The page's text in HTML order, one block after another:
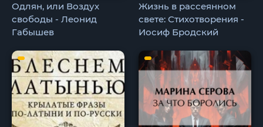
Одлян, или Воздух
свободы - Леонид
Габышев
Жизнь в рассеянном
свете: Стихотворения -
Иосиф Бродский